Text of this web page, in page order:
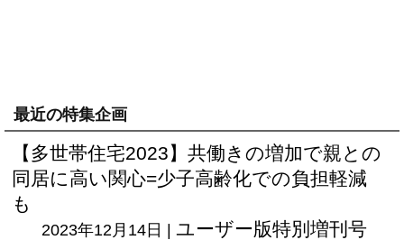
最近の特集企画
【多世帯住宅2023】共働きの増加で親との
同居に高い関心=少子高齢化での負担軽減
も
2023年12月14日 | ユーザー版特別増刊号